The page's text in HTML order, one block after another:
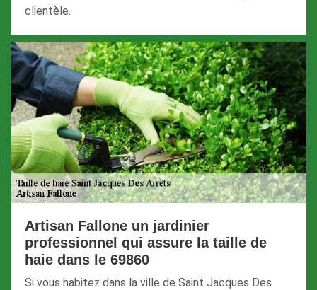
clientèle.
Artisan Fallone un jardinier
professionnel qui assure la taille de
haie dans le 69860
Si vous habitez dans la ville de Saint Jacques Des